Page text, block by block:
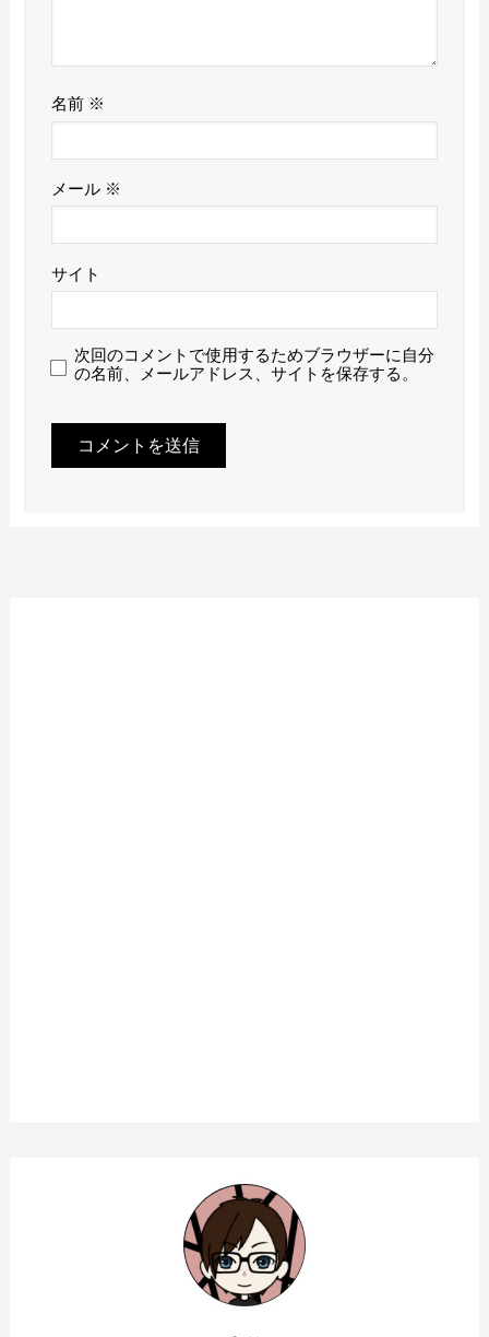
名前 ※
メール ※
サイト
次回のコメントで使用するためブラウザーに自分
の名前、メールアドレス、サイトを保存する。